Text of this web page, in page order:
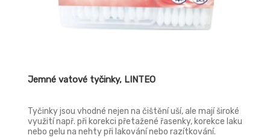
Jemné vatové tyčinky, LINTEO
Tyčinky jsou vhodné nejen na čištění uší, ale mají široké
využití např. při korekci přetažené řasenky, korekce laku
nebo gelu na nehty při lakování nebo razítkování.